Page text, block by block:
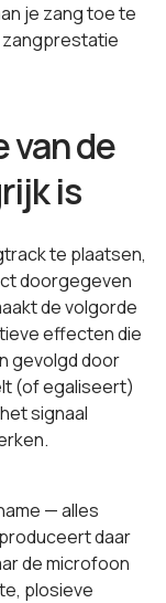
je zang toe te
zangprestatie
van de
is
te plaatsen,
doorgegeven
de volgorde
effecten die
gevolgd door
(of egaliseert)
signaal
— alles
daar
de microfoon
plosieve